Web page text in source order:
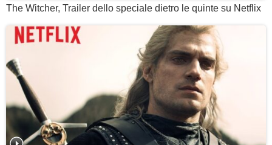
The Witcher, Trailer dello speciale dietro le quinte su Netflix